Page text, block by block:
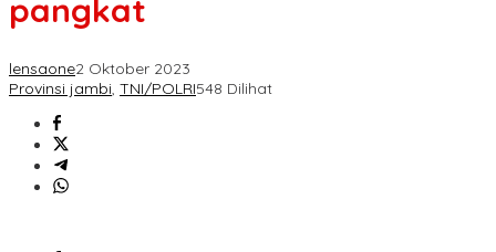
pangkat
lensaone2 Oktober 2023
Provinsi jambi, TNI/POLRI548 Dilihat